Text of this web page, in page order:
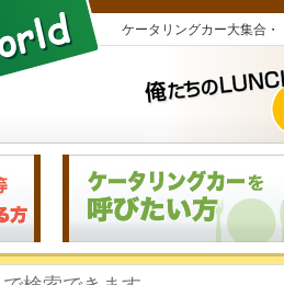
ケータリングカー大集合